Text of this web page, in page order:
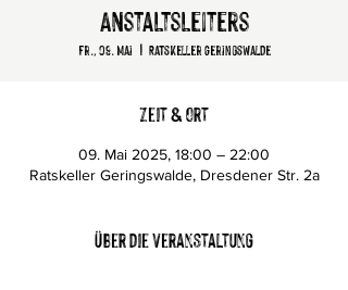
Anstaltsleiters
Fr., 09. Mai
  |
Ratskeller Geringswalde
Zeit & Ort
09. Mai 2025, 18:00 – 22:00
Ratskeller Geringswalde, Dresdener Str. 2a
Über die Veranstaltung